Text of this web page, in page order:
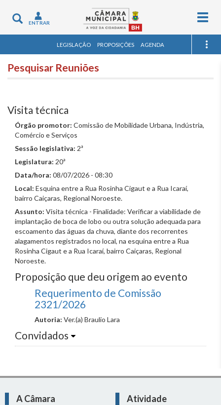
Toggle
navigation
ENTRAR
LEGISLAÇÃO PROPOSIÇÕES AGENDA
Pesquisar Reuniões
Visita técnica
Órgão promotor: Comissão de Mobilidade Urbana, Indústria,
Comércio e Serviços
Sessão legislativa: 2ª
Legislatura: 20ª
Data/hora: 08/07/2026 - 08:30
Local: Esquina entre a Rua Rosinha Cigaut e a Rua Icaraí,
bairro Caiçaras, Regional Noroeste.
Assunto: Visita técnica - Finalidade: Verificar a viabilidade de
implantação de boca de lobo ou outra solução adequada para
escoamento das águas da chuva, diante dos recorrentes
alagamentos registrados no local, na esquina entre a Rua
Rosinha Cigaut e a Rua Icaraí, bairro Caiçaras, Regional
Noroeste.
Proposição que deu origem ao evento
Requerimento de Comissão
2321/2026
Autoria: Ver.(a) Braulio Lara
Convidados
A Câmara
Atividade